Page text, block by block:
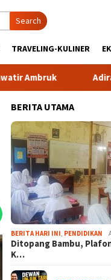
Search
TRAVELING-KULINER
Adira Expo
BERITA UTAMA
BERITA HARI INI PENDIDIKAN
Ditopang Bambu,
K…